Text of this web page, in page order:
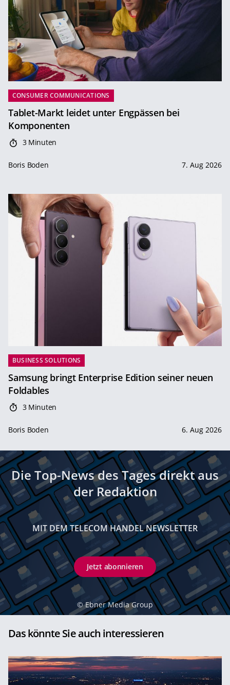
CONSUMER COMMUNICATIONS
Tablet-Markt leidet unter Engpässen bei
Komponenten
3 Minuten
Boris Boden 7. Aug 2026
BUSINESS SOLUTIONS
Samsung bringt Enterprise Edition seiner neuen
Foldables
3 Minuten
Boris Boden 6. Aug 2026
Die Top-News des Tages direkt aus
der Redaktion
MIT DEM TELECOM HANDEL NEWSLETTER
Jetzt abonnieren
© Ebner Media Group
Das könnte Sie auch interessieren